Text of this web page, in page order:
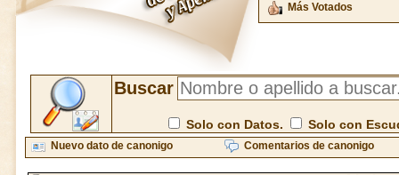
Más Votados
Buscar
Solo con Datos. Solo con
Nuevo dato de canonigo Comentarios de canonigo